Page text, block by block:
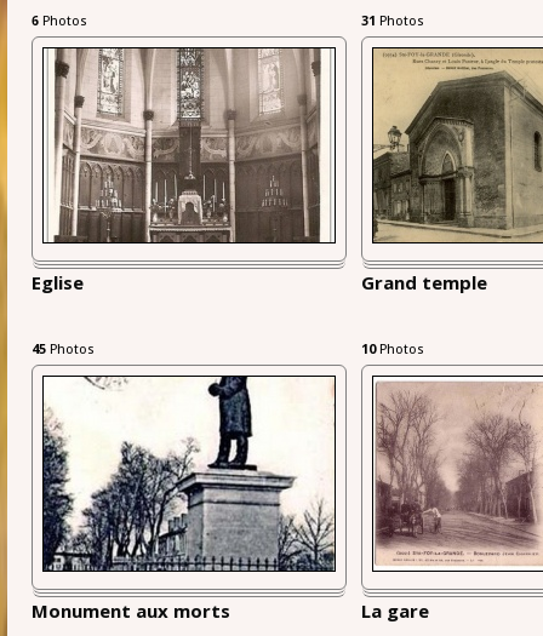
6 Photos 31 Photos
Eglise
45 Photos
Grand temple
10Photos
Monument aux morts La gare